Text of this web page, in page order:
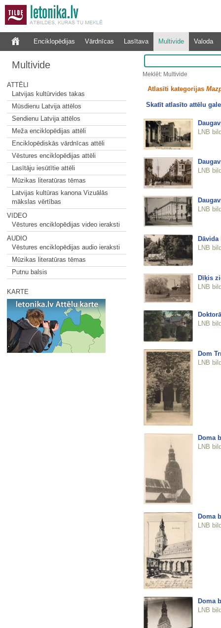
Enciklopēdijas Vārdnīcas Lasītava Multivide Valoda
Multivide
ATTĒLI
Latvijas kultūrvides takas
Mūsdienu Latvija attēlos
Sendienu Latvija attēlos
Meža enciklopēdijas attēli
Enciklopēdiskās vārdnīcas attēli
Vēstures enciklopēdijas attēli
Lasītāju iesūtītie attēli
Mūzikas literatūras tēmas
Latvijas kultūras kanona Vizuālās
mākslas vērtības
VIDEO
Vēstures enciklopēdijas video ieraksti
AUDIO
Vēstures enciklopēdijas audio ieraksti
Mūzikas literatūras tēmas
Putnu balsis
KARTE
Meklēt: Multivide
Atlasīti kategorijas
Skatīt atlasīto attēlu
LNB
LNB
LNB
Dāvida
LNB
Dīķis
LNB
LNB
Dom
LNB
Doma
LNB
Doma
LNB
Doma
LNB